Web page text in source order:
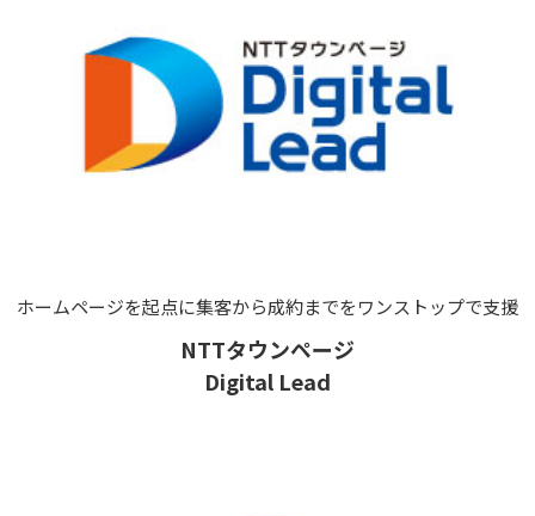
NTTタウンページ
Digital Lead
ホームページを起点に集客から成約までをワンストップで支援